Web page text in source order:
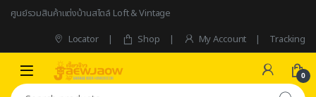
Skip to navigation
Skip to content
ศูนย์รวมสินค้าแต่งบ้านสไตล์ Loft & Vintage
Locator
Shop My Account Tracking
0
Search for: